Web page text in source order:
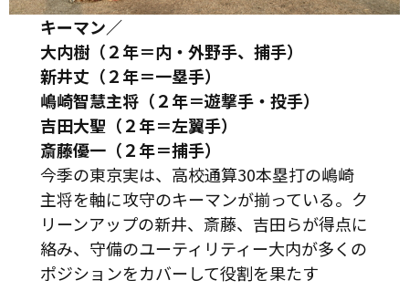
キーマン／
大内樹（２年＝内・外野手、捕手）
新井丈（２年＝一塁手）
嶋崎智慧主将（２年＝遊撃手・投手）
吉田大聖（２年＝左翼手）
斎藤優一（２年＝捕手）
今季の東京実は、高校通算30本塁打の嶋崎
主将を軸に攻守のキーマンが揃っている。ク
リーンアップの新井、斎藤、吉田らが得点に
絡み、守備のユーティリティー大内が多くの
ポジションをカバーして役割を果たす